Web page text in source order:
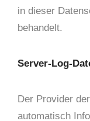
in dieser
behandelt.
Server-Log-
Der Provider
automatisch